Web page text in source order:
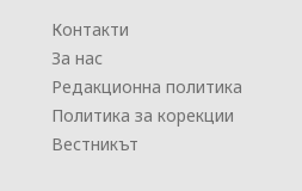
Контакти
За нас
Редакционна политика
Политика за корекции
Вестникът